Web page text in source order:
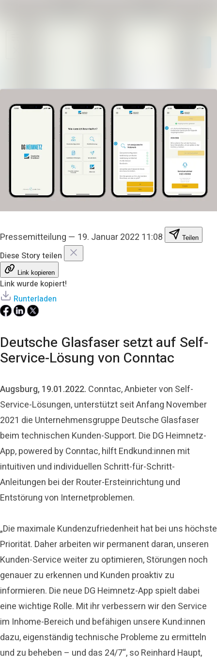
Pressemitteilung — 19. Januar 2022 11:08 Teilen
Diese Story teilen
Link kopieren
Link wurde kopiert!
Runterladen
Deutsche Glasfaser setzt auf Self-
Service-Lösung von Conntac
Augsburg, 19.01.2022. Conntac, Anbieter von Self-
Service-Lösungen, unterstützt seit Anfang November
2021 die Unternehmensgruppe Deutsche Glasfaser
beim technischen Kunden-Support. Die DG Heimnetz-
App, powered by Conntac, hilft Endkund:innen mit
intuitiven und individuellen Schritt-für-Schritt-
Anleitungen bei der Router-Ersteinrichtung und
Entstörung von Internetproblemen.
„Die maximale Kundenzufriedenheit hat bei uns höchste
Priorität. Daher arbeiten wir permanent daran, unseren
Kunden-Service weiter zu optimieren, Störungen noch
genauer zu erkennen und Kunden proaktiv zu
informieren. Die neue DG Heimnetz-App spielt dabei
eine wichtige Rolle. Mit ihr verbessern wir den Service
im Inhome-Bereich und befähigen unsere Kund:innen
dazu, eigenständig technische Probleme zu ermitteln
und zu beheben – und das 24/7“, so Reinhard Haupt,